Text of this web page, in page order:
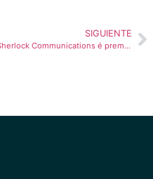
SIGUIENTE
Sherlock Communications é premiada no prestigiado PRWeek Global Awards